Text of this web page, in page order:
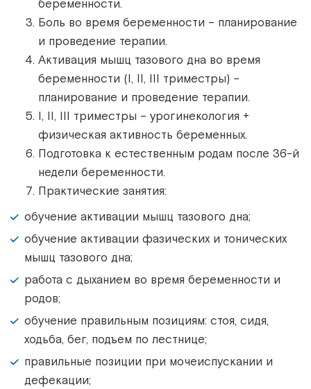
беременности.
Боль во время беременности – планирование
и проведение терапии.
Активация мышц тазового дна во время
беременности (I, II, III триместры) –
планирование и проведение терапии.
I, II, III триместры – урогинекология +
физическая активность беременных.
Подготовка к естественным родам после 36-й
недели беременности.
Практические занятия:
обучение активации мышц тазового дна;
обучение активации фазических и тонических
мышц тазового дна;
работа с дыханием во время беременности и
родов;
обучение правильным позициям: стоя, сидя,
ходьба, бег, подъем по лестнице;
правильные позиции при мочеиспускании и
дефекации;